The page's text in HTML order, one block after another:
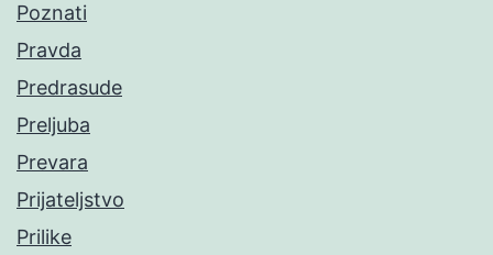
Poznati
Pravda
Predrasude
Preljuba
Prevara
Prijateljstvo
Prilike